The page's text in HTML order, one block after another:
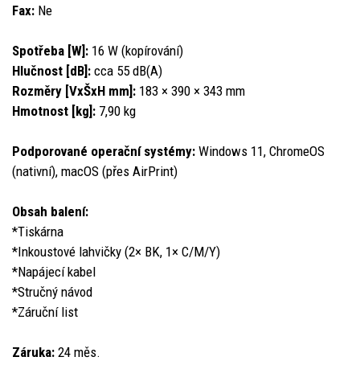
Fax: Ne
Spotřeba [W]: 16 W (kopírování)
Hlučnost [dB]: cca 55 dB(A)
Rozměry [VxŠxH mm]: 183 × 390 × 343 mm
Hmotnost [kg]: 7,90 kg
Podporované operační systémy: Windows 11, ChromeOS
(nativní), macOS (přes AirPrint)
Obsah balení:
*Tiskárna
*Inkoustové lahvičky (2× BK, 1× C/M/Y)
*Napájecí kabel
*Stručný návod
*Záruční list
Záruka: 24 měs.